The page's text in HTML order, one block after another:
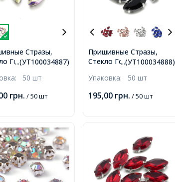
...(УТ100034887)
Стразы,
Горный
Конский глаз,
Отверстие
50 шт
грн. / 50 шт
...(УТ100034888)
Пришивные Стразы,
Стекло Горный
Латунь, Конский глаз,
Отверстие 0.8-1мм,
Упаковка: 50 шт
195,00 грн. / 50 шт